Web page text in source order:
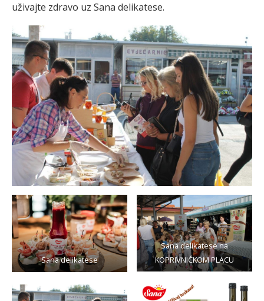
uživajte zdravo uz Sana delikatese.
Sana delikatese
Sana delikatese na
KOPRIVNIČKOM PLACU